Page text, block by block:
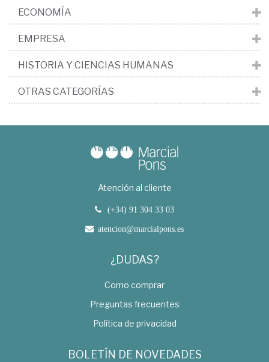
ECONOMÍA
EMPRESA
HISTORIA Y CIENCIAS HUMANAS
OTRAS CATEGORÍAS
Atención al cliente
(+34) 91 304 33 03
atencion@marcialpons.es
¿DUDAS?
Como comprar
Preguntas frecuentes
Política de privacidad
BOLETÍN DE NOVEDADES